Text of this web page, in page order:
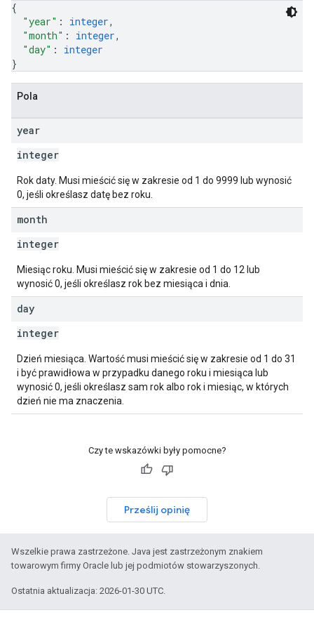
{
"year" : integer,
"month" : integer,
"day" : integer
}
Pola
year
integer
Rok daty. Musi mieścić się w zakresie od 1 do 9999 lub wynosić
0, jeśli określasz datę bez roku.
month
integer
Miesiąc roku. Musi mieścić się w zakresie od 1 do 12 lub
wynosić 0, jeśli określasz rok bez miesiąca i dnia.
day
integer
Dzień miesiąca. Wartość musi mieścić się w zakresie od 1 do 31
i być prawidłowa w przypadku danego roku i miesiąca lub
wynosić 0, jeśli określasz sam rok albo rok i miesiąc, w których
dzień nie ma znaczenia.
Czy te wskazówki były pomocne?
Prześlij opinię
Wszelkie prawa zastrzeżone. Java jest zastrzeżonym znakiem
towarowym firmy Oracle lub jej podmiotów stowarzyszonych.
Ostatnia aktualizacja: 2026-01-30 UTC.